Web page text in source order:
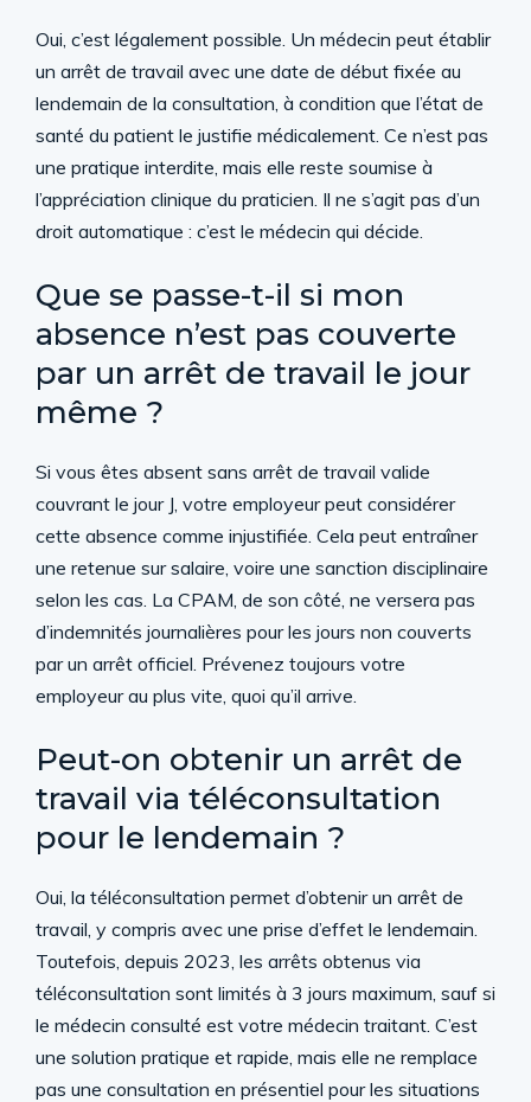
Oui, c’est légalement possible. Un médecin peut établir
un arrêt de travail avec une date de début fixée au
lendemain de la consultation, à condition que l’état de
santé du patient le justifie médicalement. Ce n’est pas
une pratique interdite, mais elle reste soumise à
l’appréciation clinique du praticien. Il ne s’agit pas d’un
droit automatique : c’est le médecin qui décide.
Que se passe-t-il si mon
absence n’est pas couverte
par un arrêt de travail le jour
même ?
Si vous êtes absent sans arrêt de travail valide
couvrant le jour J, votre employeur peut considérer
cette absence comme injustifiée. Cela peut entraîner
une retenue sur salaire, voire une sanction disciplinaire
selon les cas. La CPAM, de son côté, ne versera pas
d’indemnités journalières pour les jours non couverts
par un arrêt officiel. Prévenez toujours votre
employeur au plus vite, quoi qu’il arrive.
Peut-on obtenir un arrêt de
travail via téléconsultation
pour le lendemain ?
Oui, la téléconsultation permet d’obtenir un arrêt de
travail, y compris avec une prise d’effet le lendemain.
Toutefois, depuis 2023, les arrêts obtenus via
téléconsultation sont limités à 3 jours maximum, sauf si
le médecin consulté est votre médecin traitant. C’est
une solution pratique et rapide, mais elle ne remplace
pas une consultation en présentiel pour les situations